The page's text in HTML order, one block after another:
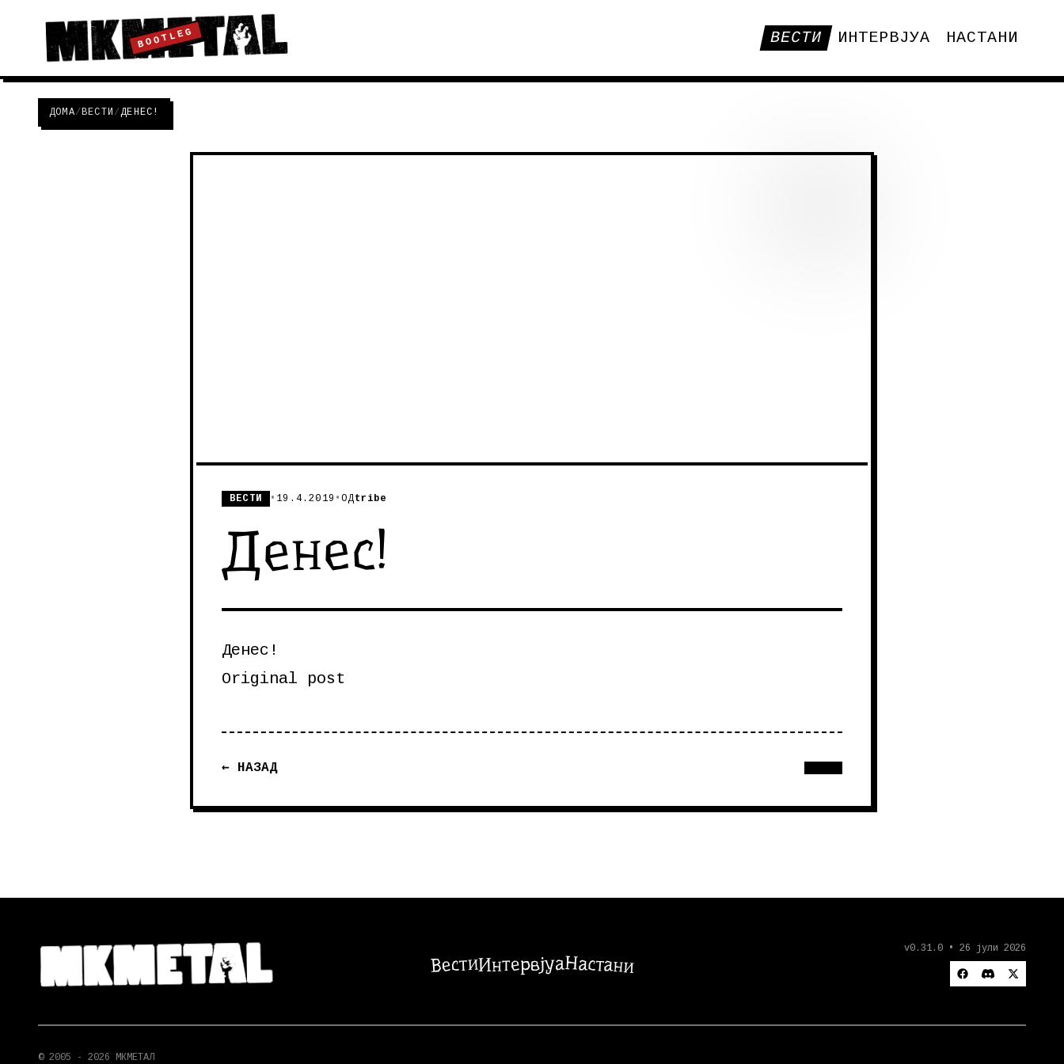
BOOTLEG ВЕСТИ ИНТЕРВЈУА НАСТАНИ
ДОМА/ВЕСТИ /ДЕНЕС!
ВЕСТИ • 19.4.2019 •ОДtribe
Денес!
Денес!
Original post
← НАЗАД
ВестиИнтервјуаНастани
v0.31.0 • 26 јули 2026
© 2005 - 2026 МКМЕТАЛ